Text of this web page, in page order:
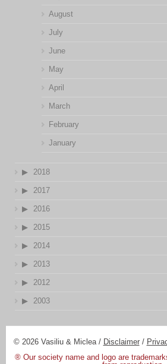
August
July
June
May
April
March
February
January
2018
2017
2016
2015
2014
2013
2012
2003
© 2026 Vasiliu & Miclea / Disclaimer/
® Our society name and logo are